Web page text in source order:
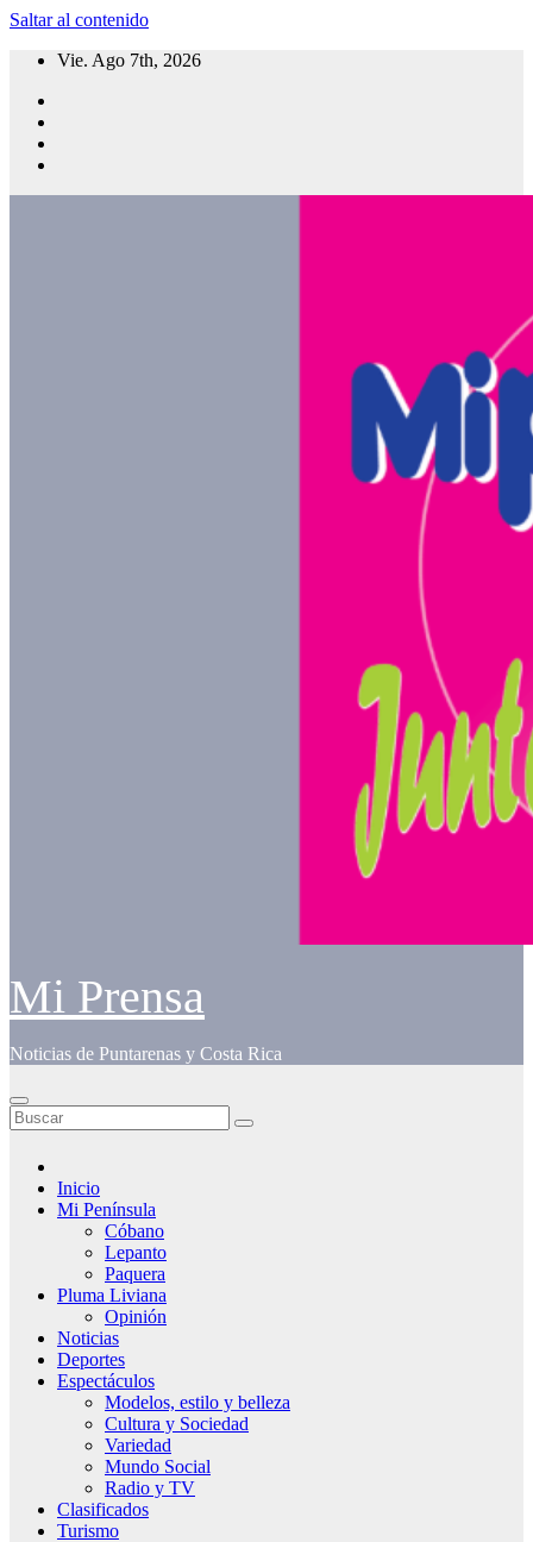
Saltar al contenido
Vie. Ago 7th, 2026
Mi Prensa
Noticias de Puntarenas y Costa Rica
Inicio
Mi Península
Cóbano
Lepanto
Paquera
Pluma Liviana
Opinión
Noticias
Deportes
Espectáculos
Modelos, estilo y belleza
Cultura y Sociedad
Variedad
Mundo Social
Radio y TV
Clasificados
Turismo